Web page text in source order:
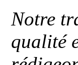
Notre
qualité